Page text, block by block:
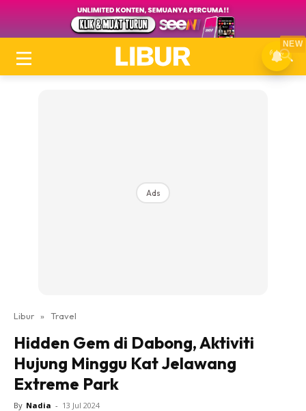
Ads
Libur » Travel
Hidden Gem di Dabong, Aktiviti
Hujung Minggu Kat Jelawang
Extreme Park
By Nadia - 13 Jul 2024
NEW